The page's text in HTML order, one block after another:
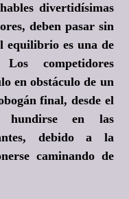
divertidísimas
deben pasar sin
equilibrio es una de
competidores
en obstáculo de un
final, desde el
hundirse en las
debido a la
caminando de